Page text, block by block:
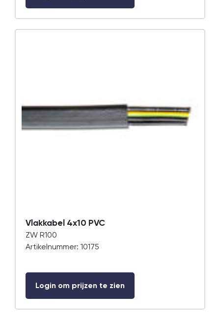
Vlakkabel 4x10 PVC
ZW R100
Artikelnummer: 10175
Login om prijzen te zien